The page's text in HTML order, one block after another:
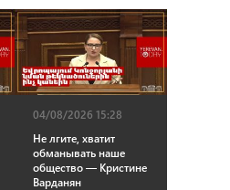
04/08/2026 15:28
Не лгите, хватит
обманывать наше
общество — Кристине
Варданян